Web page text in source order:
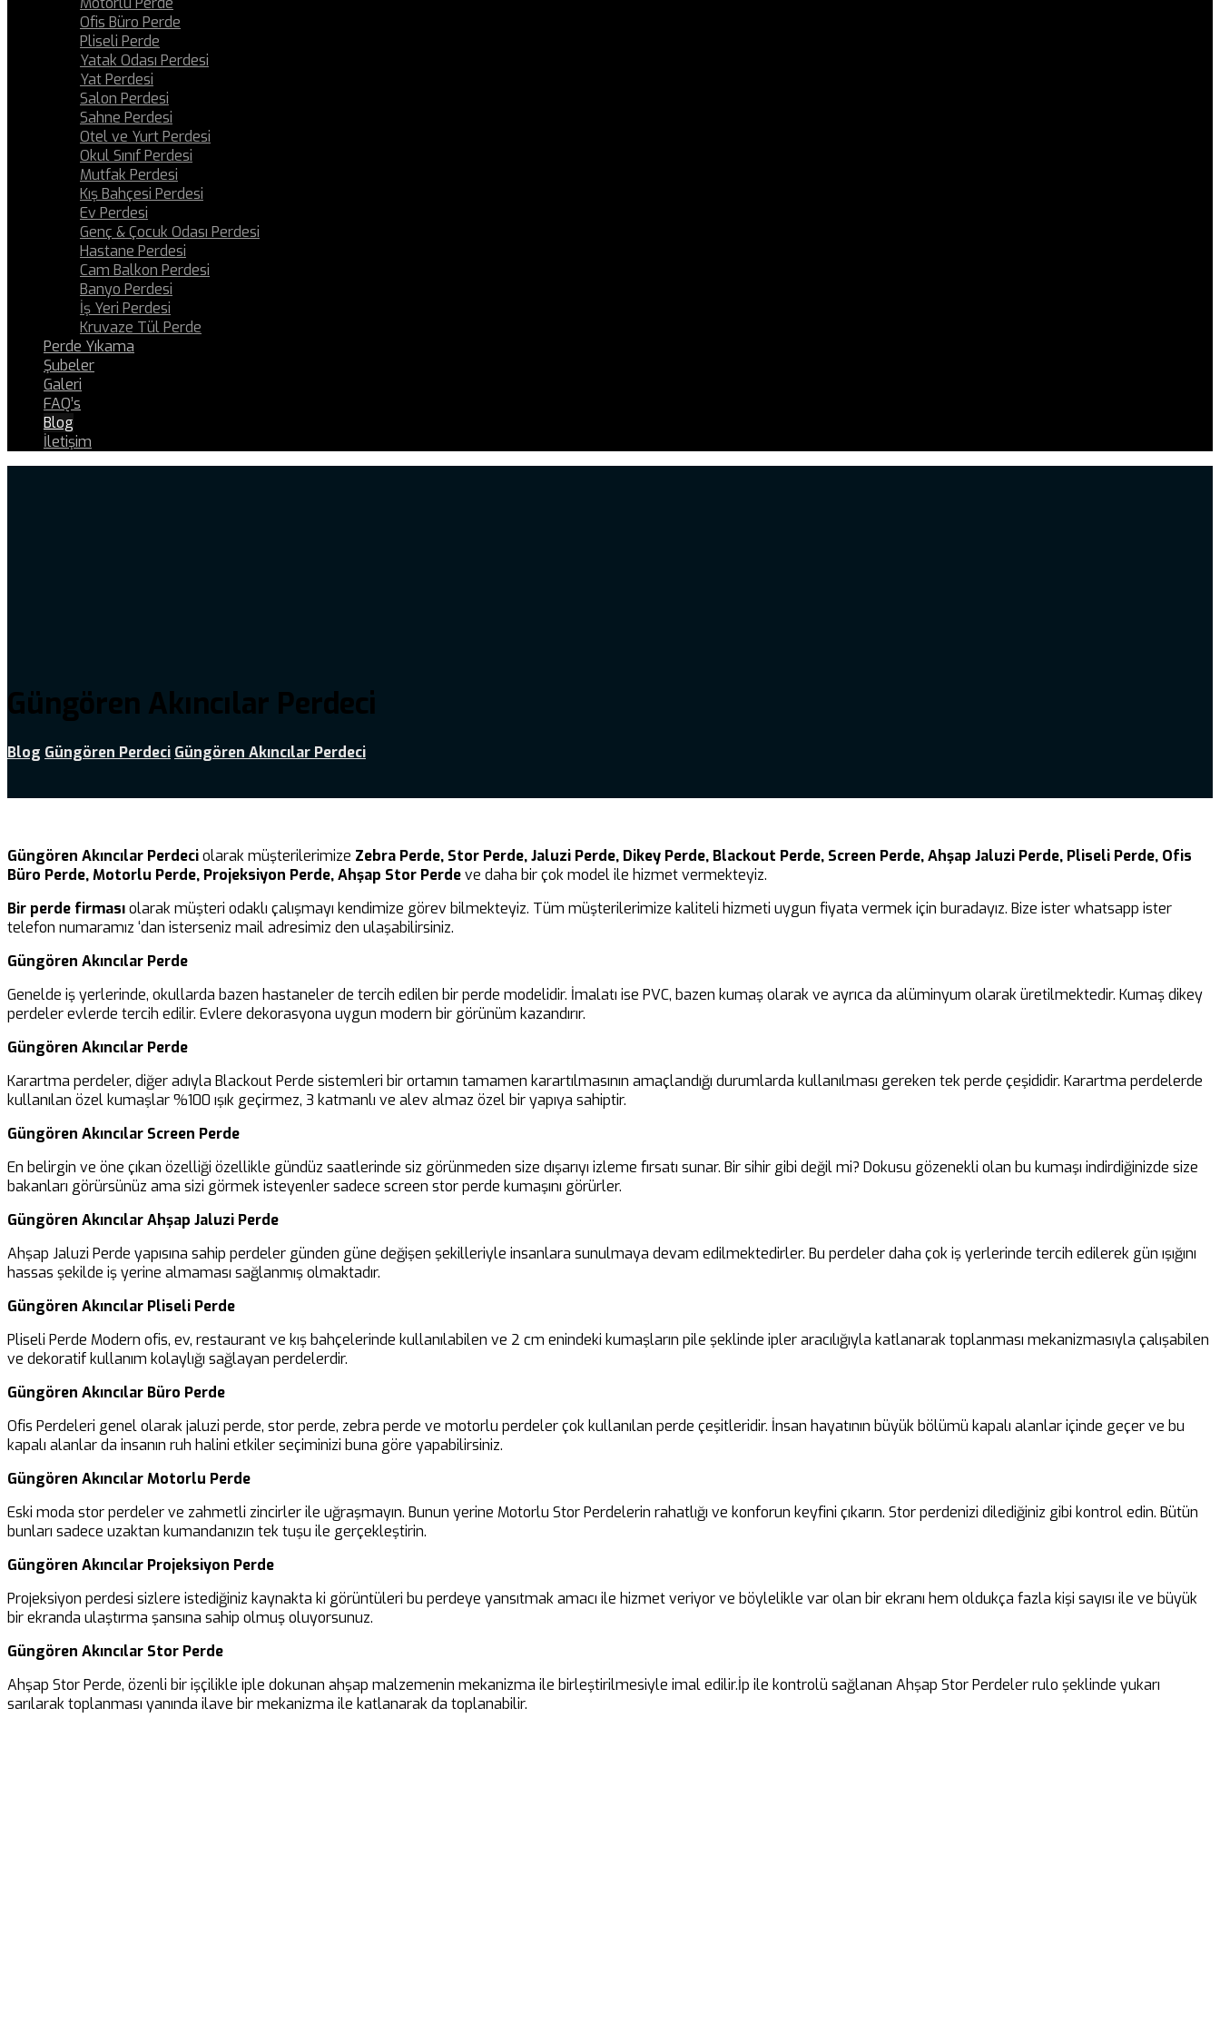
Ofis Büro Perde
Pliseli Perde
Yatak Odası Perdesi
Yat Perdesi
Salon Perdesi
Sahne Perdesi
Otel ve Yurt Perdesi
Okul Sınıf Perdesi
Mutfak Perdesi
Kış Bahçesi Perdesi
Ev Perdesi
Genç & Çocuk Odası Perdesi
Hastane Perdesi
Cam Balkon Perdesi
Banyo Perdesi
İş Yeri Perdesi
Kruvaze Tül Perde
Perde Yıkama
Şubeler
Galeri
FAQ’s
Blog
İletişim
Güngören Akıncılar Perdeci
Blog Güngören Perdeci Güngören Akıncılar Perdeci
Güngören Akıncılar Perdeciolarak müşterilerimize Zebra Perde, Stor Perde, Jaluzi Perde, Dikey Perde, Blackout Perde, Screen Perde, Ahşap Jaluzi Perde, Pliseli Perde, Ofis
Büro Perde, Motorlu Perde, Projeksiyon Perde, Ahşap Stor Perdeve daha bir çok model ile hizmet vermekteyiz.
Bir perde firmasıolarak müşteri odaklı çalışmayı kendimize görev bilmekteyiz. Tüm müşterilerimize kaliteli hizmeti uygun fiyata vermek için buradayız. Bize ister whatsapp ister
telefon numaramız ‘dan isterseniz mail adresimiz den ulaşabilirsiniz.
Güngören Akıncılar Perde
Genelde iş yerlerinde, okullarda bazen hastaneler de tercih edilen bir perde modelidir. İmalatı ise PVC, bazen kumaş olarak ve ayrıca da alüminyum olarak üretilmektedir. Kumaş dikey
perdeler evlerde tercih edilir. Evlere dekorasyona uygun modern bir görünüm kazandırır.
Güngören Akıncılar Perde
Karartma perdeler, diğer adıyla Blackout Perde sistemleri bir ortamın tamamen karartılmasının amaçlandığı durumlarda kullanılması gereken tek perde çeşididir. Karartma perdelerde
kullanılan özel kumaşlar %100 ışık geçirmez, 3 katmanlı ve alev almaz özel bir yapıya sahiptir.
Güngören Akıncılar Screen Perde
En belirgin ve öne çıkan özelliği özellikle gündüz saatlerinde siz görünmeden size dışarıyı izleme fırsatı sunar. Bir sihir gibi değil mi? Dokusu gözenekli olan bu kumaşı indirdiğinizde size
bakanları görürsünüz ama sizi görmek isteyenler sadece screen stor perde kumaşını görürler.
Güngören Akıncılar Ahşap Jaluzi Perde
Ahşap Jaluzi Perde yapısına sahip perdeler günden güne değişen şekilleriyle insanlara sunulmaya devam edilmektedirler. Bu perdeler daha çok iş yerlerinde tercih edilerek gün ışığını
hassas şekilde iş yerine almaması sağlanmış olmaktadır.
Güngören Akıncılar Pliseli Perde
Pliseli Perde Modern ofis, ev, restaurant ve kış bahçelerinde kullanılabilen ve 2 cm enindeki kumaşların pile şeklinde ipler aracılığıyla katlanarak toplanması mekanizmasıyla çalışabilen
ve dekoratif kullanım kolaylığı sağlayan perdelerdir.
Güngören Akıncılar Büro Perde
Ofis Perdeleri genel olarak jaluzi perde, stor perde, zebra perde ve motorlu perdeler çok kullanılan perde çeşitleridir. İnsan hayatının büyük bölümü kapalı alanlar içinde geçer ve bu
kapalı alanlar da insanın ruh halini etkiler seçiminizi buna göre yapabilirsiniz.
Güngören Akıncılar Motorlu Perde
Eski moda stor perdeler ve zahmetli zincirler ile uğraşmayın. Bunun yerine Motorlu Stor Perdelerin rahatlığı ve konforun keyfini çıkarın. Stor perdenizi dilediğiniz gibi kontrol edin. Bütün
bunları sadece uzaktan kumandanızın tek tuşu ile gerçekleştirin.
Güngören Akıncılar Projeksiyon Perde
Projeksiyon perdesi sizlere istediğiniz kaynakta ki görüntüleri bu perdeye yansıtmak amacı ile hizmet veriyor ve böylelikle var olan bir ekranı hem oldukça fazla kişi sayısı ile ve büyük
bir ekranda ulaştırma şansına sahip olmuş oluyorsunuz.
Güngören Akıncılar Stor Perde
Ahşap Stor Perde, özenli bir işçilikle iple dokunan ahşap malzemenin mekanizma ile birleştirilmesiyle imal edilir.İp ile kontrolü sağlanan Ahşap Stor Perdeler rulo şeklinde yukarı
sarılarak toplanması yanında ilave bir mekanizma ile katlanarak da toplanabilir.